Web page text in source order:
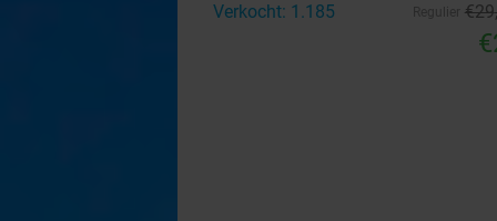
Verkocht: 1.185 €29